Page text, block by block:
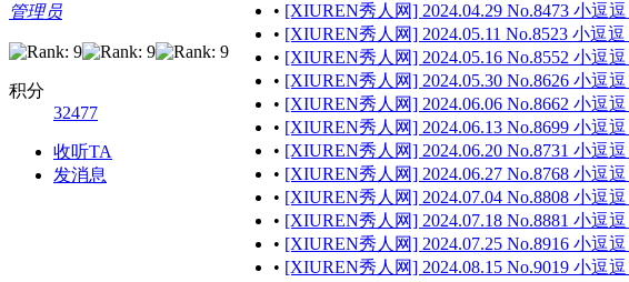
管理员
积分
32477
收听TA
发消息
• [XIUREN秀人网] 2024.04.29 No.8473 小逗
• [XIUREN秀人网] 2024.05.11 No.8523 小逗
• [XIUREN秀人网] 2024.05.16 No.8552 小逗
• [XIUREN秀人网] 2024.05.30 No.8626 小逗
• [XIUREN秀人网] 2024.06.06 No.8662 小逗
• [XIUREN秀人网] 2024.06.13 No.8699 小逗
• [XIUREN秀人网] 2024.06.20 No.8731 小逗
• [XIUREN秀人网] 2024.06.27 No.8768 小逗
• [XIUREN秀人网] 2024.07.04 No.8808 小逗
• [XIUREN秀人网] 2024.07.18 No.8881 小逗
• [XIUREN秀人网] 2024.07.25 No.8916 小逗
• [XIUREN秀人网] 2024.08.15 No.9019 小逗